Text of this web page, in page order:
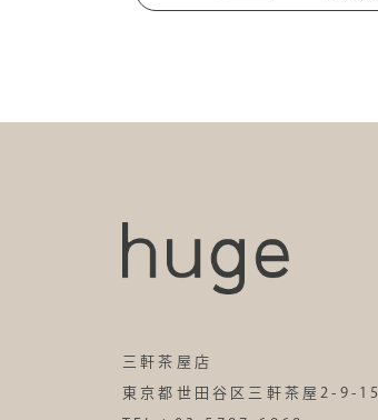
三軒茶屋店
東京都世田谷区三軒茶屋2-9-15